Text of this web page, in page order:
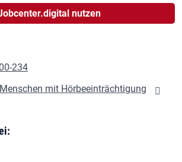
nutzen
234
mit Hörbeeinträchtigung